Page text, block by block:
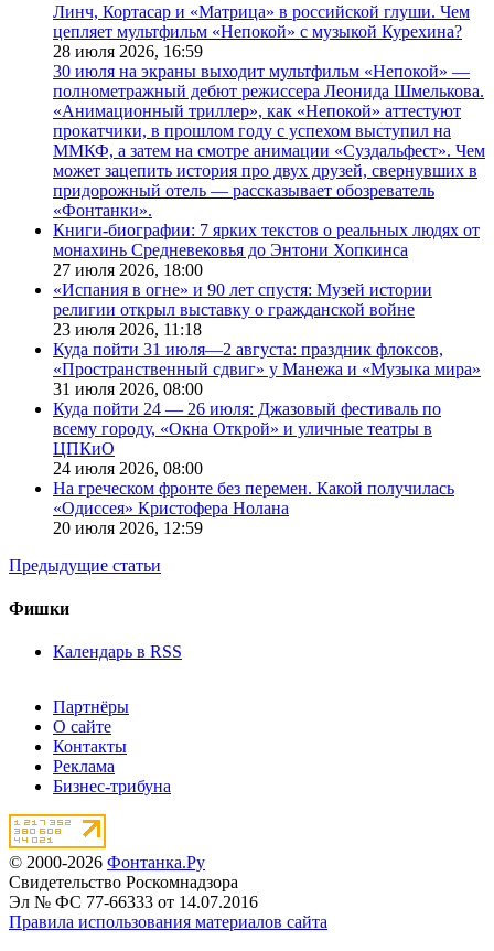
Линч, Кортасар и «Матрица» в российской глуши. Чем
цепляет мультфильм «Непокой» с музыкой Курехина?
28 июля 2026, 16:59
30 июля на экраны выходит мультфильм «Непокой» —
полнометражный дебют режиссера Леонида Шмелькова.
«Анимационный триллер», как «Непокой» аттестуют
прокатчики, в прошлом году с успехом выступил на
ММКФ, а затем на смотре анимации «Суздальфест». Чем
может зацепить история про двух друзей, свернувших в
придорожный отель — рассказывает обозреватель
«Фонтанки».
Книги-биографии: 7 ярких текстов о реальных людях от
монахинь Средневековья до Энтони Хопкинса
27 июля 2026, 18:00
«Испания в огне» и 90 лет спустя: Музей истории
религии открыл выставку о гражданской войне
23 июля 2026, 11:18
Куда пойти 31 июля—2 августа: праздник флоксов,
«Пространственный сдвиг» у Манежа и «Музыка мира»
31 июля 2026, 08:00
Куда пойти 24 — 26 июля: Джазовый фестиваль по
всему городу, «Окна Открой» и уличные театры в
ЦПКиО
24 июля 2026, 08:00
На греческом фронте без перемен. Какой получилась
«Одиссея» Кристофера Нолана
20 июля 2026, 12:59
Предыдущие статьи
Фишки
Календарь в RSS
Партнёры
О сайте
Контакты
Реклама
Бизнес-трибуна
© 2000-2026 Фонтанка.Ру
Свидетельство Роскомнадзора
Эл № ФС 77-66333 от 14.07.2016
Правила использования материалов сайта